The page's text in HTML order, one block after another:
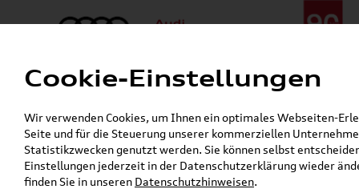
Menü
24h-Pannenhilfe:+49 (0)171 / 870 72 87
Gerade geöffnet
Verkauf:Mo. - Fr. 08:00 - 19:00 Uhr Sa. 09:00 - 13:00 Uhr
Service:Mo. - Fr. 06:00 - 20:00 Uhr Sa. 08:00 - 13:00 Uhr
Cookie-Einstellungen
Wir verwenden Cookies, um Ihnen ein optimales Webseiten-
Seite und für die Steuerung unserer kommerziellen
Statistikzwecken genutzt werden. Sie können selbst
Einstellungen jederzeit in der Datenschutzerklärung wieder
finden Sie in unseren Datenschutzhinweisen.